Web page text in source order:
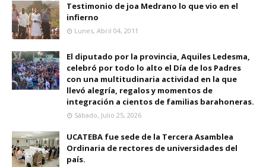
Testimonio de joa Medrano lo que vio en el
infierno
Lunes, Abril 04, 2011
El diputado por la provincia, Aquiles Ledesma,
celebró por todo lo alto el Día de los Padres
con una multitudinaria actividad en la que
llevó alegría, regalos y momentos de
integración a cientos de familias barahoneras.
Sábado, Julio 25, 2026
UCATEBA fue sede de la Tercera Asamblea
Ordinaria de rectores de universidades del
país.